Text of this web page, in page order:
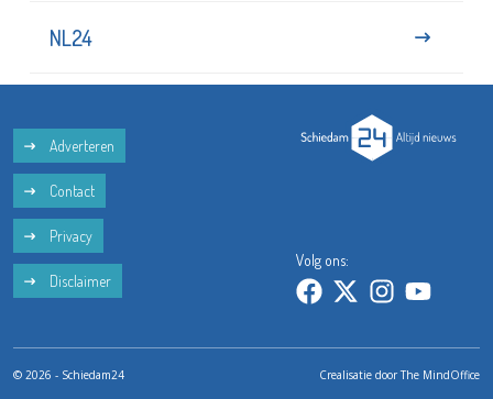
NL24
Adverteren
Contact
Privacy
Disclaimer
Volg ons:
© 2026 - Schiedam24 Crealisatie doorThe MindOffice